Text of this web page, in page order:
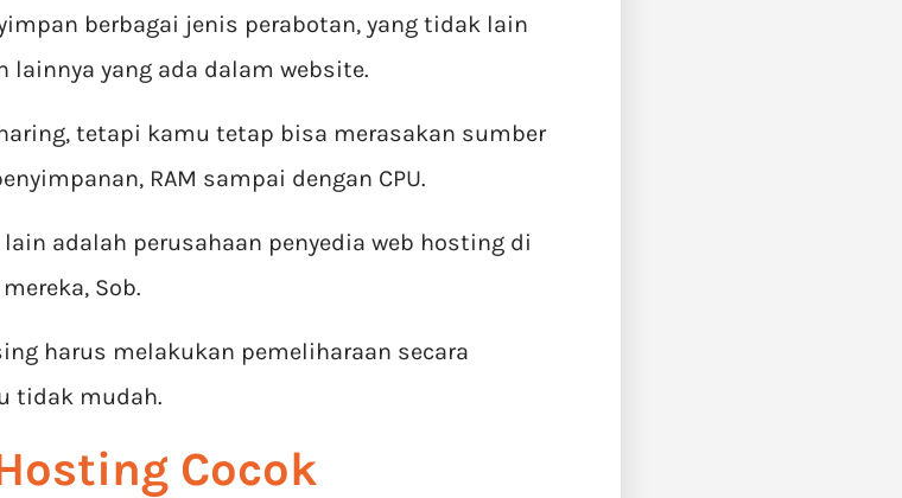
berbagai jenis perabotan, yang tidak lain
lainnya yang ada dalam website.
tetapi kamu tetap bisa merasakan sumber
RAM sampai dengan CPU.
adalah perusahaan penyedia web hosting di
Sob.
harus melakukan pemeliharaan secara
tidak mudah.
Cocok